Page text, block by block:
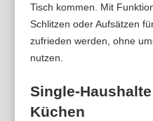
Tisch kommen. Mit
Schlitzen oder Aufsätzen
zufrieden werden, ohne
nutzen.
Single-
Küchen